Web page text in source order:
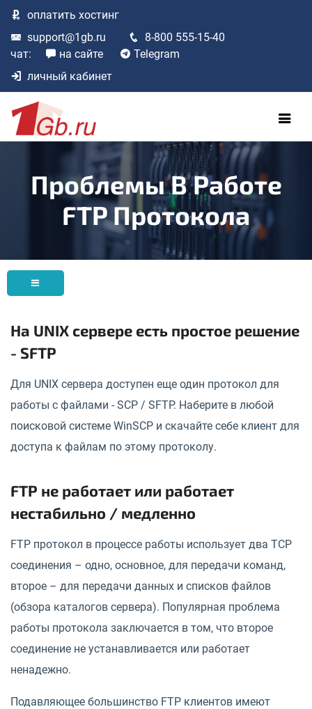
оплатить хостинг
support@1gb.ru
8-800 555-15-40
чат:
на сайте
Telegram
личный кабинет
Проблемы В Работе
FTP Протокола
На UNIX сервере есть простое решение
- SFTP
Для UNIX сервера доступен еще один протокол для
работы с файлами - SCP / SFTP. Наберите в любой
поисковой системе WinSCP и скачайте себе клиент для
доступа к файлам по этому протоколу.
FTP не работает или работает
нестабильно / медленно
FTP протокол в процессе работы использует два TCP
соединения – одно, основное, для передачи команд,
второе – для передачи данных и списков файлов
(обзора каталогов сервера). Популярная проблема
работы протокола заключается в том, что второе
соединение не устанавливается или работает
ненадежно.
Подавляющее большинство FTP клиентов имеют